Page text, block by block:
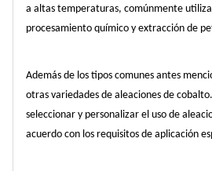
a altas temperaturas, comúnmente
procesamiento químico y extracción de
Además de los tipos comunes antes
otras variedades de aleaciones de cobalto.
seleccionar y personalizar el uso de
acuerdo con los requisitos de aplicación